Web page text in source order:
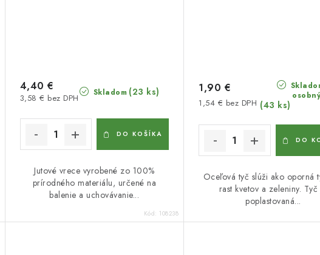
Skladom (23 ks)
3,58 € bez DPH
4,40 €
DO KOŠÍKA
Jutové vrece vyrobené zo 100%
prírodného materiálu, určené na
balenie a uchovávanie...
Kód: 108238
(43 ks)
1,54 € bez DPH
1,90 €
DO
Oceľová tyč slúži ako oporná
rast kvetov a zeleniny. Tyč
poplastovaná...